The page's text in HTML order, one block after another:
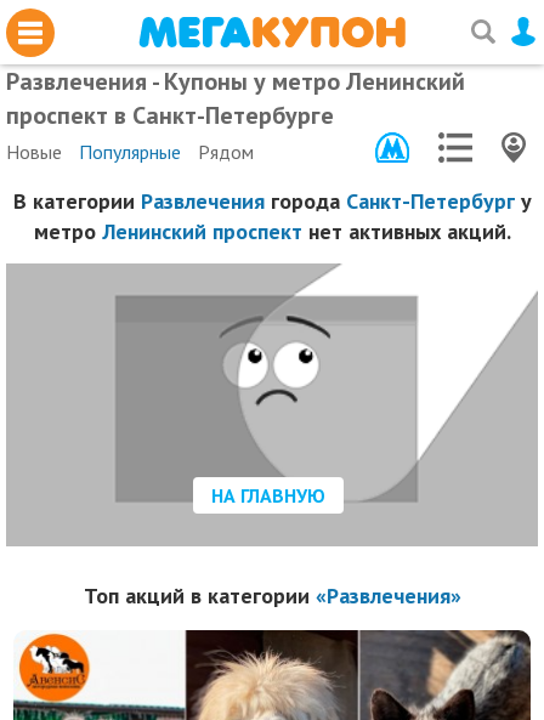
Развлечения - Купоны у метро Ленинский
проспект в Санкт-Петербурге
Новые Популярные Рядом
В категории Развлечениягорода Санкт-Петербургу
метро Ленинский проспект нет активных акций.
НА ГЛАВНУЮ
Топ акций в категории «Развлечения»